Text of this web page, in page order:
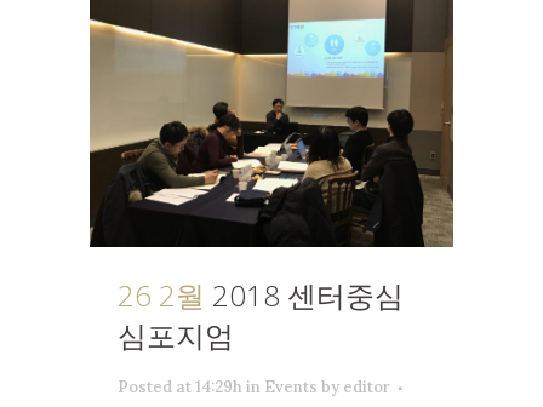
26 2월 2018 센터중심
심포지엄
Posted at 14:29h in Events by editor